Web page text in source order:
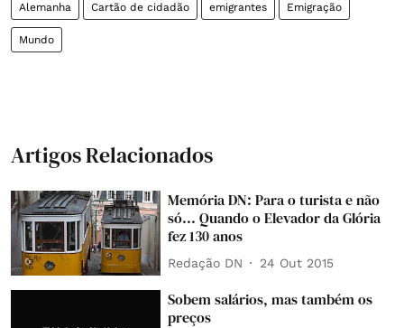
Alemanha Cartão de cidadão emigrantes Emigração
Mundo
Artigos Relacionados
Memória DN: Para o turista e não
só... Quando o Elevador da Glória
fez 130 anos
Redação DN 24 Out 2015
Sobem salários, mas também os
preços